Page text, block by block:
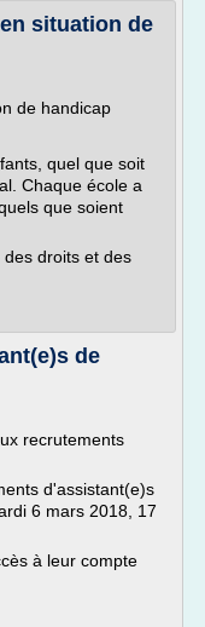
situation de
de handicap
quel que soit
Chaque école a
que soient
droits et des
de
recrutements
d'assistant(e)s
6 mars 2018, 17
à leur compte